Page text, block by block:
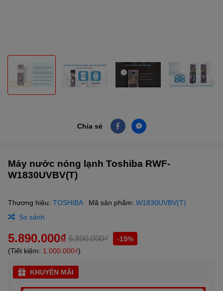
Chia sẻ
Máy nước nóng lạnh Toshiba RWF-
W1830UVBV(T)
Thương hiệu: TOSHIBA Mã sản phẩm: W1830UVBV(T)
So sánh
5.890.000₫ 6.890.000₫
-15%
(Tiết kiệm: 1.000.000₫)
KHUYẾN MÃI